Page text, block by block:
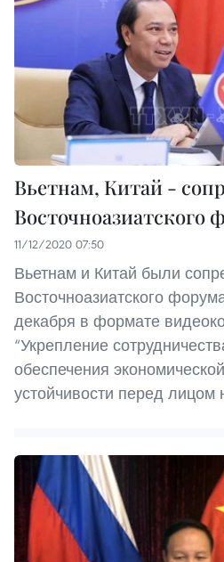
Вьетнам, Китай -
Восточноазиатского
11/12/2020 07:50
Вьетнам и Китай были
Восточноазиатского
декабря в формате
“Укрепление
обеспечения
устойчивости перед лицом